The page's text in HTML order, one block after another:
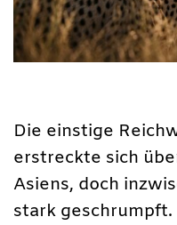
Die einstige
erstreckte sich
Asiens, doch
stark